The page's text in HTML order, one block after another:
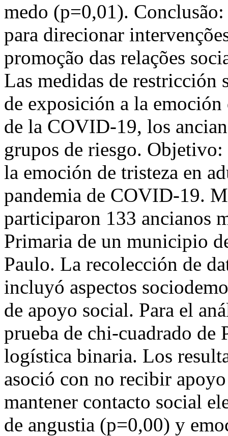
medo (p=0,01). Conclusão:
para direcionar
promoção das relações
Las medidas de restricción
de exposición a la
de la COVID-19, los
grupos de riesgo.
la emoción de tristeza en
pandemia de COVID-19.
participaron 133 ancianos
Primaria de un municipio
Paulo. La recolección de
incluyó aspectos
de apoyo social. Para el
prueba de chi-cuadrado de
logística binaria. Los
asoció con no recibir
mantener contacto social
de angustia (p=0,00) y